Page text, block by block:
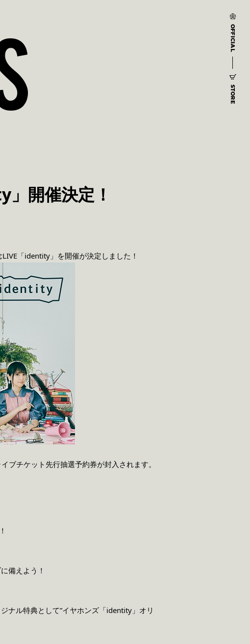
OFFICIAL
STORE
開催決定！
「identity」を開催が決定しました！
チケット先行抽選予約券が封入されます。
備えよう！
ナル特典として”イヤホンズ「identity」オリ